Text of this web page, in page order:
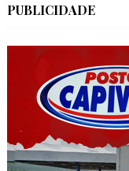
PUBLICIDADE